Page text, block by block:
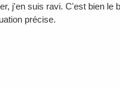
j'en suis ravi. C'est bien
précise.